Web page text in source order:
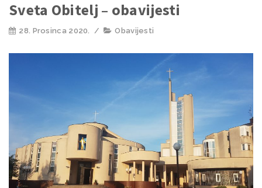
Sveta Obitelj – obavijesti
28. Prosinca 2020. / Obavijesti